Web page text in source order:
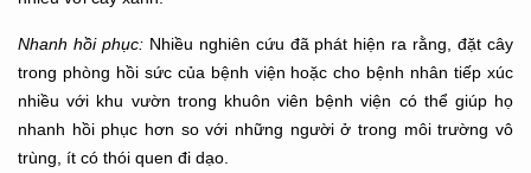
Nhanh hồi phục: Nhiều nghiên cứu đã phát hiện ra rằng, đặt cây
trong phòng hồi sức của bệnh viện hoặc cho bệnh nhân tiếp xúc
nhiều với khu vườn trong khuôn viên bệnh viện có thể giúp họ
nhanh hồi phục hơn so với những người ở trong môi trường vô
trùng, ít có thói quen đi dạo.